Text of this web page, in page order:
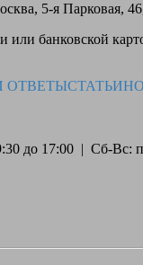
5-я Парковая,
банковской
ОТВЕТЫСТАТЬИ
до 17:00 | Сб-Вс: